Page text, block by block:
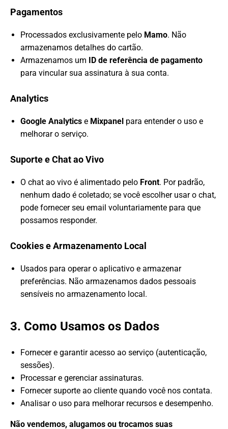
Pagamentos
Processados exclusivamente pelo Mamo. Não
armazenamos detalhes do cartão.
Armazenamos um ID de referência de pagamento
para vincular sua assinatura à sua conta.
Analytics
Google Analytics e Mixpanel para entender o uso e
melhorar o serviço.
Suporte e Chat ao Vivo
O chat ao vivo é alimentado pelo Front. Por padrão,
nenhum dado é coletado; se você escolher usar o chat,
pode fornecer seu email voluntariamente para que
possamos responder.
Cookies e Armazenamento Local
Usados para operar o aplicativo e armazenar
preferências. Não armazenamos dados pessoais
sensíveis no armazenamento local.
3. Como Usamos os Dados
Fornecer e garantir acesso ao serviço (autenticação,
sessões).
Processar e gerenciar assinaturas.
Fornecer suporte ao cliente quando você nos contata.
Analisar o uso para melhorar recursos e desempenho.
Não vendemos, alugamos ou trocamos suas